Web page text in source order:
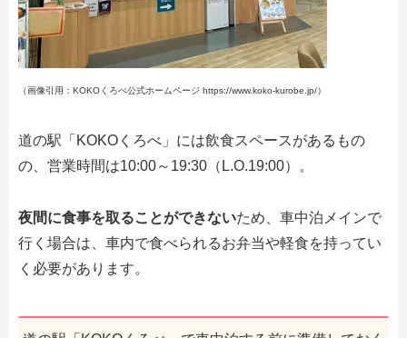
（画像引用：KOKOくろべ公式ホームページ https://www.koko-kurobe.jp/）
道の駅「KOKOくろべ」には飲食スペースがあるもの
の、営業時間は10:00～19:30（L.O.19:00）。
夜間に食事を取ることができないため、車中泊メインで
行く場合は、車内で食べられるお弁当や軽食を持ってい
く必要があります。